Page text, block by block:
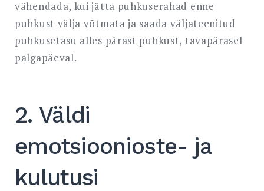
vähendada, kui jätta puhkuserahad enne
puhkust välja võtmata ja saada väljateenitud
puhkusetasu alles pärast puhkust, tavapärasel
palgapäeval.
2. Väldi
emotsioonioste- ja
kulutusi